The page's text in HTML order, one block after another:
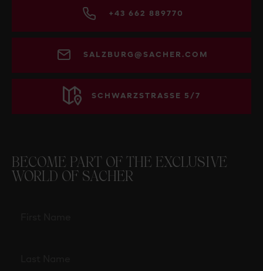
+43 662 889770
SALZBURG@SACHER.COM
SCHWARZSTRASSE 5/7
BECOME PART OF THE EXCLUSIVE
WORLD OF SACHER